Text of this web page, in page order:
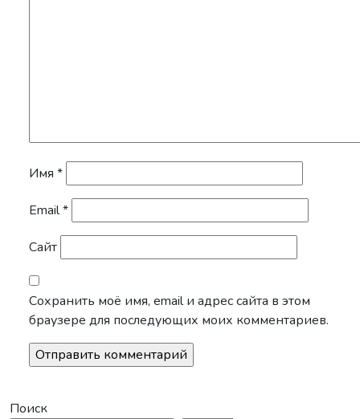
Имя *
Email*
Сайт
Сохранить моё имя, email и адрес сайта в этом
браузере для последующих моих комментариев.
Поиск